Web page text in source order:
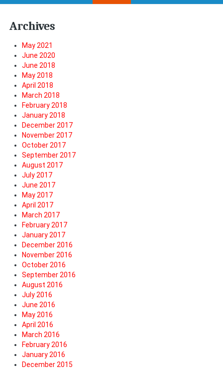
Archives
May 2021
June 2020
June 2018
May 2018
April 2018
March 2018
February 2018
January 2018
December 2017
November 2017
October 2017
September 2017
August 2017
July 2017
June 2017
May 2017
April 2017
March 2017
February 2017
January 2017
December 2016
November 2016
October 2016
September 2016
August 2016
July 2016
June 2016
May 2016
April 2016
March 2016
February 2016
January 2016
December 2015